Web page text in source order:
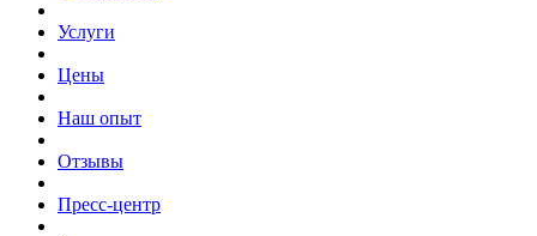
Услуги
Цены
Наш опыт
Отзывы
Пресс-центр